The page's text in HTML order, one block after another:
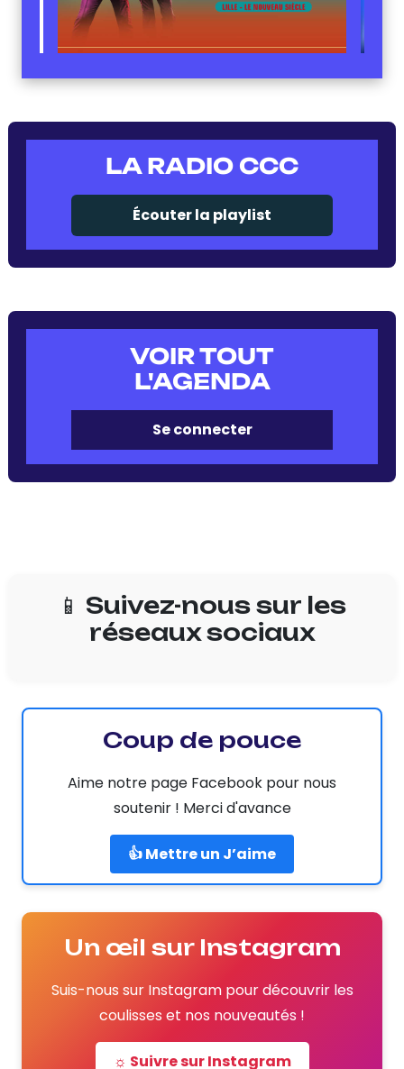
LA RADIO CCC
Écouter la playlist
VOIR TOUT
L'AGENDA
Se connecter
📱 Suivez-nous sur les
réseaux sociaux
Coup de pouce
Aime notre page Facebook pour nous
soutenir ! Merci d'avance
👍 Mettre un J’aime
Un œil sur Instagram
Suis-nous sur Instagram pour découvrir les
coulisses et nos nouveautés !
☼ Suivre sur Instagram